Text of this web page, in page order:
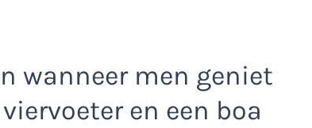
wanneer men geniet
en een boa